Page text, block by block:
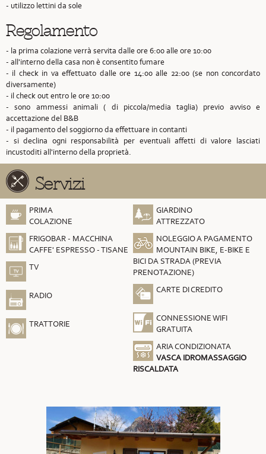
- utilizzo lettini da sole
Regolamento
- la prima colazione verrà servita dalle ore 6:00 alle ore 10:00
- all'interno della casa non è consentito fumare
- il check in va effettuato dalle ore 14:00 alle 22:00 (se non concordato
diversamente)
- il check out entro le ore 10:00
- sono ammessi animali ( di piccola/media taglia) previo avviso e
accettazione del B&B
- il pagamento del soggiorno da effettuare in contanti
- si declina ogni responsabilità per eventuali affetti di valore lasciati
incustoditi all'interno della proprietà.
Servizi
PRIMA
COLAZIONE
FRIGOBAR - MACCHINA
CAFFE' ESPRESSO - TISANE
TV
RADIO
TRATTORIE
GIARDINO
ATTREZZATO
NOLEGGIO A PAGAMENTO
MOUNTAIN BIKE, E-BIKE E
BICI DA STRADA (PREVIA
PRENOTAZIONE)
CARTE DI CREDITO
CONNESSIONE WIFI
GRATUITA
ARIA CONDIZIONATA
VASCA IDROMASSAGGIO
RISCALDATA